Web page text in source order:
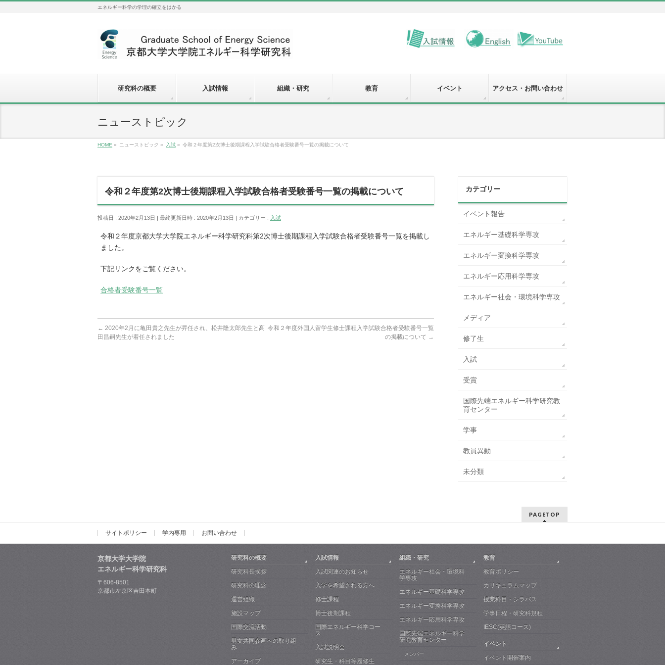
エネルギー科学の学理の確立をはかる
研究科の概要 入試情報 組織・研究 教育 イベント アクセス・お問い合わせ
ニューストピック
HOME » ニューストピック » 入試 » 令和２年度第2次博士後期課程入学試験合格者受験番号一覧の掲載について
令和２年度第2次博士後期課程入学試験合格者受験番号一覧の掲載について
投稿日 : 2020年2月13日 最終更新日時 : 2020年2月13日 カテゴリー : 入試
令和２年度京都大学大学院エネルギー科学研究科第2次博士後期課程入学試験合格者受験番号一覧を掲載し
ました。
下記リンクをご覧ください。
合格者受験番号一覧
← 2020年2月に亀田貴之先生が昇任され、松井隆太郎先生と髙
田昌嗣先生が着任されました
令和２年度外国人留学生修士課程入学試験合格者受験番号一覧
の掲載について →
カテゴリー
イベント報告
エネルギー基礎科学専攻
エネルギー変換科学専攻
エネルギー応用科学専攻
エネルギー社会・環境科学専攻
メディア
修了生
入試
受賞
国際先端エネルギー科学研究教
育センター
学事
教員異動
未分類
PAGETOP
サイトポリシー 学内専用 お問い合わせ
京都大学大学院
エネルギー科学研究科
〒606-8501
京都市左京区吉田本町
研究科の概要
研究科長挨拶
研究科の理念
運営組織
施設マップ
国際交流活動
男女共同参画への取り組
み
アーカイブ
入試情報
入試関連のお知らせ
入学を希望される方へ
修士課程
博士後期課程
国際エネルギー科学コー
ス
入試説明会
研究生・科目等履修生
組織・研究
エネルギー社会・環境科
学専攻
エネルギー基礎科学専攻
エネルギー変換科学専攻
エネルギー応用科学専攻
国際先端エネルギー科学
研究教育センター
メンバー
教育
教育ポリシー
カリキュラムマップ
授業科目・シラバス
学事日程・研究科規程
IESC(英語コース)
イベント
イベント開催案内